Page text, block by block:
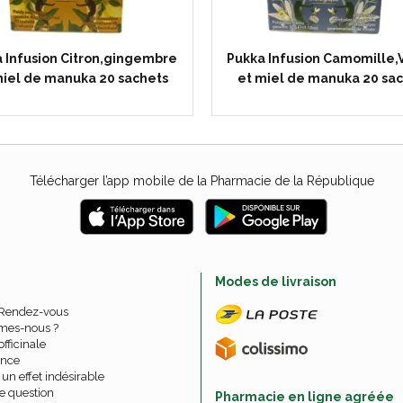
Infusion Citron,gingembre
de manuka 20 sachets
Pukka Infusion
et miel de manuka 20
Télécharger l’app mobile de la Pharmacie de la République
vous
nous ?
effet indésirable
question
Modes de livraison
Pharmacie en ligne agréée